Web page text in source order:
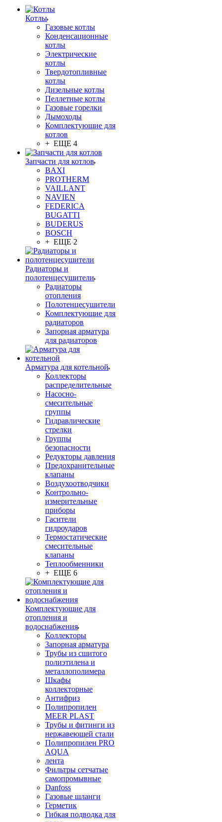
Котлы
Газовые котлы
Конденсационные
котлы
Электрические
котлы
Твердотопливные
котлы
Дизельные котлы
Пеллетные котлы
Газовые горелки
Дымоходы
Комплектующие для
котлов
+ ЕЩЕ 4
Запчасти для котлов
BAXI
PROTHERM
VAILLANT
NAVIEN
FEDERICA
BUGATTI
BUDERUS
BOSCH
+ ЕЩЕ 2
Радиаторы и
полотенцесушители
Радиаторы
отопления
Полотенцесушители
Комплектующие для
радиаторов
Запорная арматура
для радиаторов
Арматура для котельной
Коллекторы
распределительные
Насосно-
смесительные
группы
Гидравлические
стрелки
Группы
безопасности
Редукторы давления
Предохранительные
клапаны
Воздухоотводчики
Контрольно-
измерительные
приборы
Гасители
гидроударов
Термостатические
смесительные
клапаны
Теплообменники
+ ЕЩЕ 6
Комплектующие для
отопления и
водоснабжения
Коллекторы
Запорная арматура
Трубы из сшитого
полиэтилена и
металлополимера
Шкафы
коллекторные
Антифриз
Полипропилен
MEER PLAST
Трубы и фитинги из
нержавеющей стали
Полипропилен PRO
AQUA
лента
Фильтры сетчатые
самопромывные
Danfoss
Газовые шланги
Герметик
Гибкая подводка для